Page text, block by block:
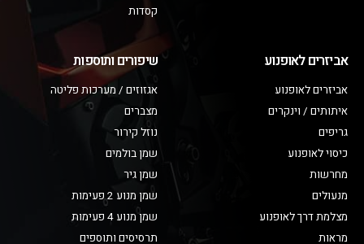
קסדות
אביזרים לאופנוע
אביזרים לאופנוע
איתותים / וינקרים
גריפים
כיסוי לאופנוע
מחרשות
מנעולים
מצלמת דרך לאופנוע
מראות
שיפורים ותוספות
אגזוזים / מערכות פליטה
מצברים
נוזל קירור
שמן בולמים
שמן גיר
שמן מנוע 2 פעימות
שמן מנוע 4 פעימות
תרסיסים ותוספים